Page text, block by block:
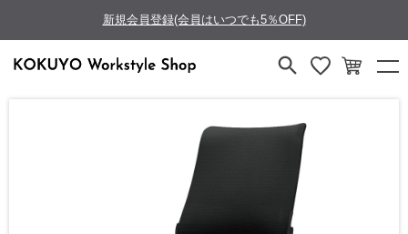
新規会員登録(会員はいつでも5％OFF)